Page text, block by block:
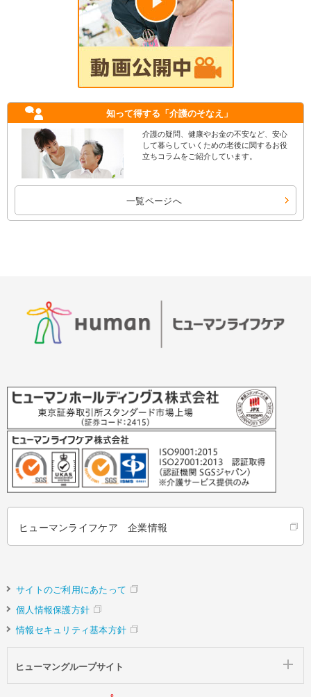
知って得する 「介護のそなえ」
介護の疑問、健康やお金の不安など、安心
して暮らしていくための老後に関するお役
立ちコラムをご紹介しています。
一覧ページへ
ヒューマンライフケア 企業情報
サイトのご利用にあたって
個人情報保護方針
情報セキュリティ基本方針
ヒューマングループサイト